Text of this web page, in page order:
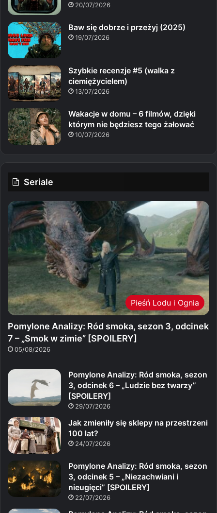
20/07/2026
Baw się dobrze i przeżyj (2025)
19/07/2026
Szybkie recenzje #5 (walka z
ciemiężycielem)
13/07/2026
Wakacje w domu – 6 filmów, dzięki
którym nie będziesz tego żałować
10/07/2026
Seriale
Pieśń Lodu i Ognia
Pomylone Analizy: Ród smoka, sezon 3, odcinek
7 – „Smok w zimie” [SPOILERY]
05/08/2026
Pomylone Analizy: Ród smoka, sezon
3, odcinek 6 – „Ludzie bez twarzy”
[SPOILERY]
29/07/2026
Jak zmieniły się sklepy na przestrzeni
100 lat?
24/07/2026
Pomylone Analizy: Ród smoka, sezon
3, odcinek 5 – „Niezachwiani i
nieugięci” [SPOILERY]
22/07/2026